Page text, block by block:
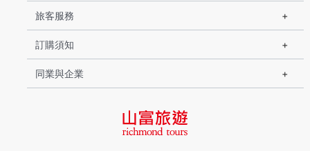
旅客服務
訂購須知
同業與企業